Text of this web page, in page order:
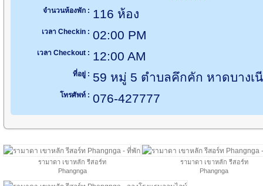
จำนวนห้องพัก : 116 ห้อง
เวลา Checkin : 02:00 PM
เวลา Checkout : 12:00 AM
ที่อยู่ : 59 หมู่ 5 ตำบลคึกคัก หาดบางเ
โทรศัพท์ : 076-427777
รามาดา เขาหลัก รีสอร์ท
Phangnga
รามาดา เขาหลัก รีสอร์ท
Phangnga